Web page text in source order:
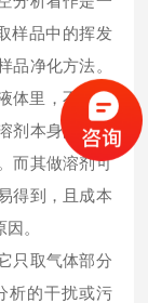
样品中的挥发
品净化方法。
体里，不可避
剂本身的纯度
而其做溶剂可
得到，且成本
。
只取气体部分
析的干扰或污